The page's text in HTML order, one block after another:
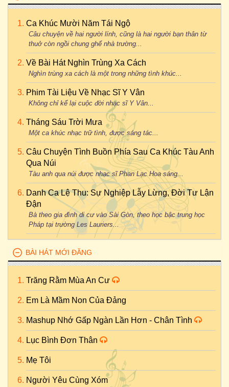
Ca Khúc Mười Năm Tái Ngộ
Câu chuyện về hai người lính, cũng là hai người bạn thân từ
thuở còn ngồi chung ghế nhà trường...
Về Bài Hát Nghìn Trùng Xa Cách
Nghìn trùng xa cách là một trong những tình khúc...
Phim Tài Liệu Về Nhạc Sĩ Y Vân
Không chỉ kể lại cuộc đời nhạc sĩ Y Vân...
Tháng Sáu Trời Mưa
Một ca khúc nhạc trữ tình, được sáng tác...
Câu Chuyện Tình Buồn Phía Sau Ca Khúc Tàu Anh
Qua Núi
Tàu anh qua núi được nhạc sĩ Phan Lạc Hoa sáng...
Danh Ca Lệ Thu: Sự Nghiệp Lẫy Lừng, Đời Tư Lận
Đận
Bà theo gia đình di cư vào Sài Gòn, theo học bậc trung học
Pháp tại trường Les Lauriers...
BÀI HÁT MỚI ĐĂNG
Trăng Rằm Mùa An Cư
Em Là Mầm Non Của Đảng
Mashup Nhớ Gấp Ngàn Lần Hơn - Chân Tình
Lục Bình Đơn Thân
Mẹ Tôi
Người Yêu Cùng Xóm